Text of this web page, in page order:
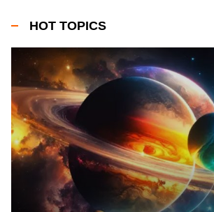
HOT TOPICS